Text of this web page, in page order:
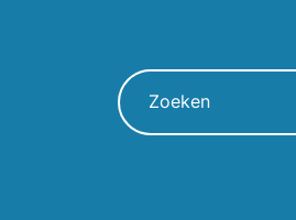
Zoeken